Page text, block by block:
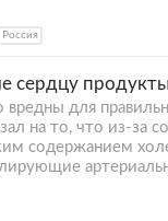
Россия
сердцу продукты
для
на то, что из-за
содержанием